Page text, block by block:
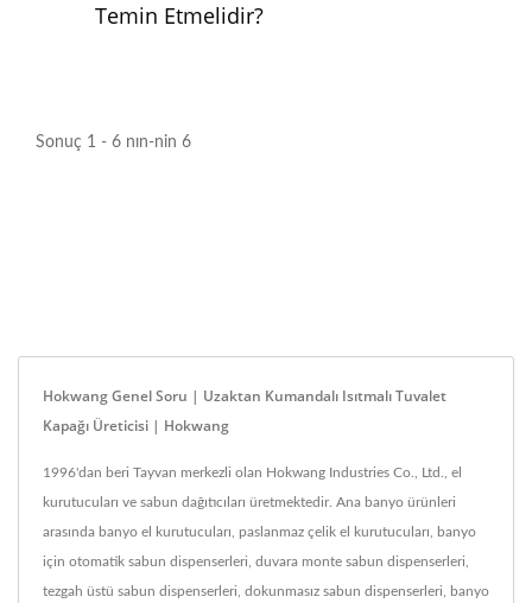
Temin Etmelidir?
Sonuç 1 - 6 nın-nin 6
Hokwang Genel Soru | Uzaktan Kumandalı Isıtmalı Tuvalet
Kapağı Üreticisi | Hokwang
1996'dan beri Tayvan merkezli olan Hokwang Industries Co., Ltd., el
kurutucuları ve sabun dağıtıcıları üretmektedir. Ana banyo ürünleri
arasında banyo el kurutucuları, paslanmaz çelik el kurutucuları, banyo
için otomatik sabun dispenserleri, duvara monte sabun dispenserleri,
tezgah üstü sabun dispenserleri, dokunmasız sabun dispenserleri, banyo